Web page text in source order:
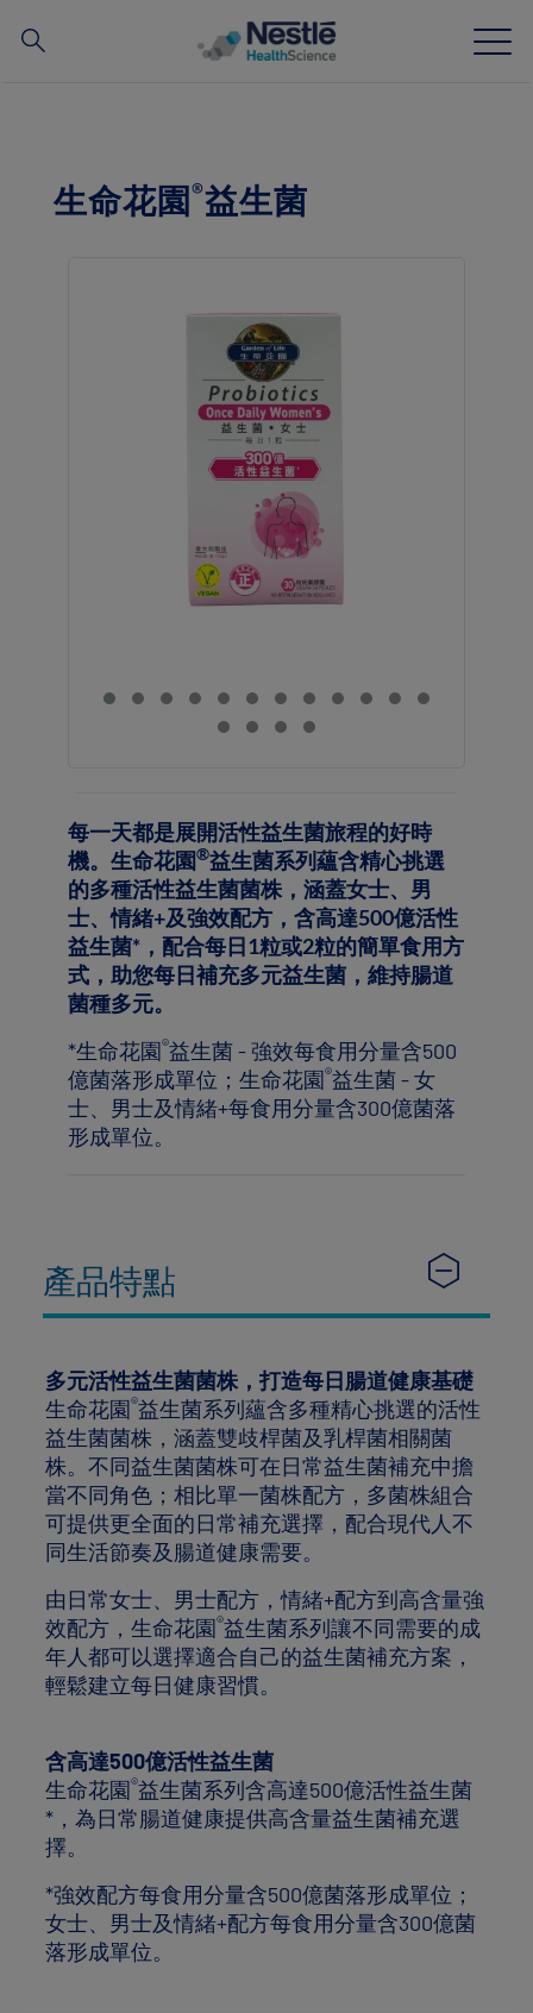
尋
ZH
生命花園®益生菌
每一天都是展開活性益生菌旅程的好時
機。生命花園®益生菌系列蘊含精心挑選
的多種活性益生菌菌株，涵蓋女士、男
士、情緒+及強效配方，含高達500億活性
益生菌*，配合每日1粒或2粒的簡單食用方
式，助您每日補充多元益生菌，維持腸道
菌種多元。
*生命花園®益生菌 - 強效每食用分量含500
億菌落形成單位；生命花園®益生菌 - 女
士、男士及情緒+每食用分量含300億菌落
形成單位。
產品特點
多元活性益生菌菌株，打造每日腸道健康基礎
生命花園®益生菌系列蘊含多種精心挑選的活性
益生菌菌株，涵蓋雙歧桿菌及乳桿菌相關菌
株。不同益生菌菌株可在日常益生菌補充中擔
當不同角色；相比單一菌株配方，多菌株組合
可提供更全面的日常補充選擇，配合現代人不
同生活節奏及腸道健康需要。
由日常女士、男士配方，情緒+配方到高含量強
效配方，生命花園®益生菌系列讓不同需要的成
年人都可以選擇適合自己的益生菌補充方案，
輕鬆建立每日健康習慣。
含高達500億活性益生菌
生命花園®益生菌系列含高達500億活性益生菌
*，為日常腸道健康提供高含量益生菌補充選
擇。
*強效配方每食用分量含500億菌落形成單位；
女士、男士及情緒+配方每食用分量含300億菌
落形成單位。